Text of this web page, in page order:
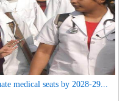
medical seats by 2028-29...